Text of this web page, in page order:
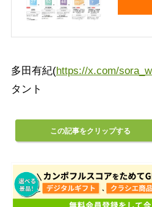
多田有紀(https://x.com/
タント
この記事をクリップする